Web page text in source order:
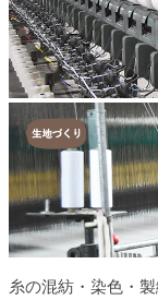
糸の混紡・染色・